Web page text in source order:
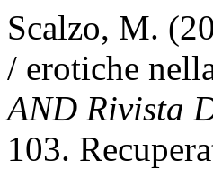
Scalzo, M.
/ erotiche
AND Rivista
103.